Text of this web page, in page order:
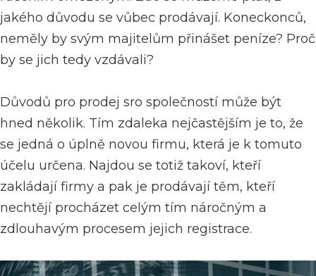
jakého důvodu se vůbec prodávají. Koneckonců,
neměly by svým majitelům přinášet peníze? Proč
by se jich tedy vzdávali?
Důvodů pro prodej sro společností může být
hned několik. Tím zdaleka nejčastějším je to, že
se jedná o úplně novou firmu, která je k tomuto
účelu určena. Najdou se totiž takoví, kteří
zakládají firmy a pak je prodávají těm, kteří
nechtějí procházet celým tím náročným a
zdlouhavým procesem jejich registrace.